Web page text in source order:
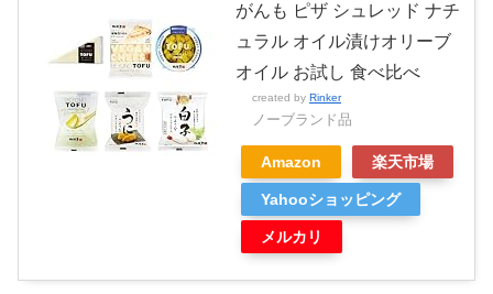
がんも ピザ シュレッド ナチ
ュラル オイル漬けオリーブ
オイル お試し 食べ比べ
created by Rinker
ノーブランド品
Amazon 楽天市場
Yahooショッピング
メルカリ